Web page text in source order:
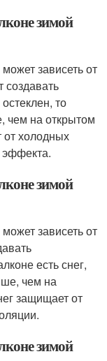
зимой
зависеть от
создавать
то
чем на открытом
от холодных
эффекта.
зимой
зависеть от
есть снег,
чем на
защищает от
зимой